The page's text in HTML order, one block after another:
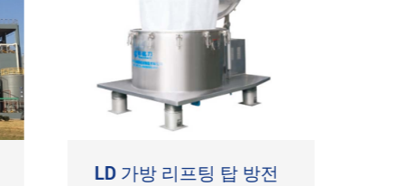
LD 가방 리프팅 탑 방전